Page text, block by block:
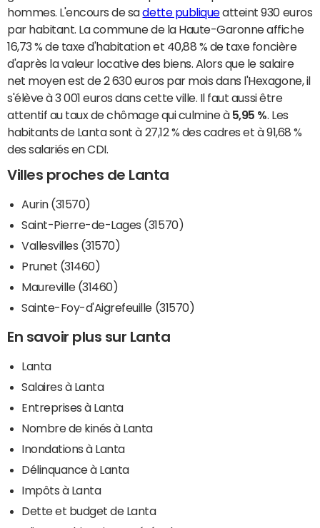
hommes. L'encours de sadette publiqueatteint 930 euros
par habitant. La commune de la Haute-Garonne affiche
16,73 % de taxe d'habitation et 40,88 % de taxe foncière
d'après la valeur locative des biens. Alors que le salaire
net moyen est de 2 630 euros par mois dans l'Hexagone, il
s'élève à 3 001 euros dans cette ville. Il faut aussi être
attentif au taux de chômage qui culmine à 5,95 %. Les
habitants de Lanta sont à 27,12 % des cadres et à 91,68 %
des salariés en CDI.
Villes proches de Lanta
Aurin (31570)
Saint-Pierre-de-Lages (31570)
Vallesvilles (31570)
Prunet (31460)
Maureville (31460)
Sainte-Foy-d'Aigrefeuille (31570)
En savoir plus sur Lanta
Lanta
Salaires à Lanta
Entreprises à Lanta
Nombre de kinés à Lanta
Inondations à Lanta
Délinquance à Lanta
Impôts à Lanta
Dette et budget de Lanta